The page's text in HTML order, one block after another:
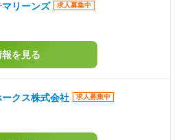
リーンズ 求人募集中
を見る
クス株式会社 求人募集中